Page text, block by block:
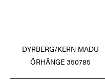
DYRBERG/KERN MADU
ÖRHÄNGE 350785